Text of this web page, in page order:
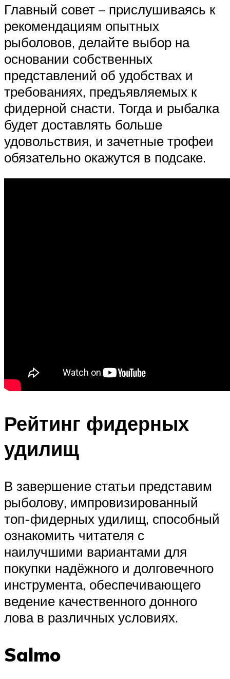
Главный совет – прислушиваясь к
рекомендациям опытных
рыболовов, делайте выбор на
основании собственных
представлений об удобствах и
требованиях, предъявляемых к
фидерной снасти. Тогда и рыбалка
будет доставлять больше
удовольствия, и зачетные трофеи
обязательно окажутся в подсаке.
Рейтинг фидерных
удилищ
В завершение статьи представим
рыболову, импровизированный
топ-фидерных удилищ, способный
ознакомить читателя с
наилучшими вариантами для
покупки надёжного и долговечного
инструмента, обеспечивающего
ведение качественного донного
лова в различных условиях.
Salmo